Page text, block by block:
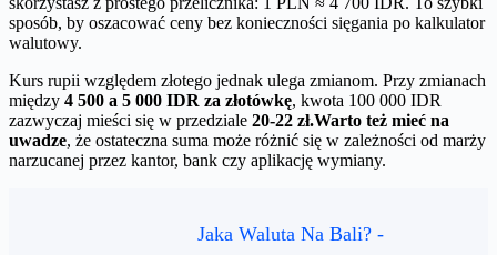
sposób, by oszacować ceny bez konieczności sięgania po kalkulator
walutowy.
Kurs rupii względem złotego jednak ulega zmianom. Przy zmianach
między 4 500 a 5 000 IDR za złotówkę, kwota 100 000 IDR
zazwyczaj mieści się w przedziale 20-22 zł.Warto też mieć na
uwadze, że ostateczna suma może różnić się w zależności od marży
narzucanej przez kantor, bank czy aplikację wymiany.
Jaka Waluta Na Bali? -